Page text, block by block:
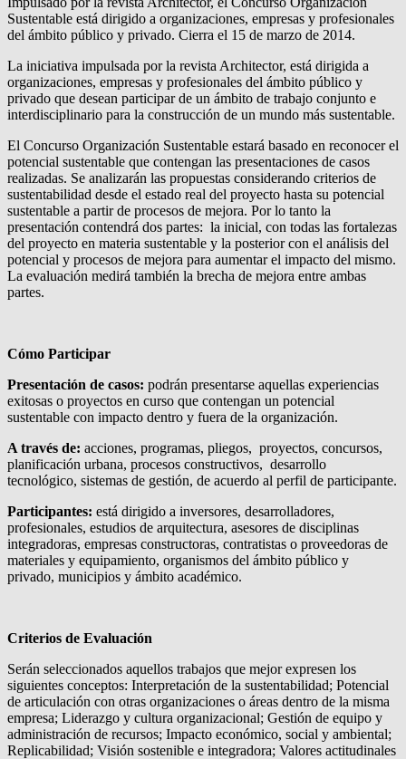
Sustentable está dirigido a organizaciones, empresas y profesionales
del ámbito público y privado. Cierra el 15 de marzo de 2014.
La iniciativa impulsada por la revista Architector, está dirigida a
organizaciones, empresas y profesionales del ámbito público y
privado que desean participar de un ámbito de trabajo conjunto e
interdisciplinario para la construcción de un mundo más sustentable.
El Concurso Organización Sustentable estará basado en reconocer el
potencial sustentable que contengan las presentaciones de casos
realizadas. Se analizarán las propuestas considerando criterios de
sustentabilidad desde el estado real del proyecto hasta su potencial
sustentable a partir de procesos de mejora. Por lo tanto la
presentación contendrá dos partes: la inicial, con todas las fortalezas
del proyecto en materia sustentable y la posterior con el análisis del
potencial y procesos de mejora para aumentar el impacto del mismo.
La evaluación medirá también la brecha de mejora entre ambas
partes.
Cómo Participar
Presentación de casos: podrán presentarse aquellas experiencias
exitosas o proyectos en curso que contengan un potencial
sustentable con impacto dentro y fuera de la organización.
A través de: acciones, programas, pliegos, proyectos, concursos,
planificación urbana, procesos constructivos, desarrollo
tecnológico, sistemas de gestión, de acuerdo al perfil de participante.
Participantes: está dirigido a inversores, desarrolladores,
profesionales, estudios de arquitectura, asesores de disciplinas
integradoras, empresas constructoras, contratistas o proveedoras de
materiales y equipamiento, organismos del ámbito público y
privado, municipios y ámbito académico.
Criterios de Evaluación
Serán seleccionados aquellos trabajos que mejor expresen los
siguientes conceptos: Interpretación de la sustentabilidad; Potencial
de articulación con otras organizaciones o áreas dentro de la misma
empresa; Liderazgo y cultura organizacional; Gestión de equipo y
administración de recursos; Impacto económico, social y ambiental;
Replicabilidad; Visión sostenible e integradora; Valores actitudinales